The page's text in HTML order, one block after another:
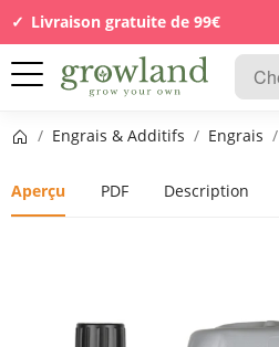
Livraison gratuite de 99€
Page d’accueil
/ Engrais & Additifs / Engrais /
Aperçu PDF Description